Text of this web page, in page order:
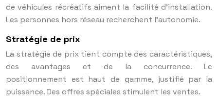
de véhicules récréatifs aiment la facilité d’installation.
Les personnes hors réseau recherchent l’autonomie.
Stratégie de prix
La stratégie de prix tient compte des caractéristiques,
des avantages et de la concurrence. Le
positionnement est haut de gamme, justifié par la
puissance. Des offres spéciales stimulent les ventes.